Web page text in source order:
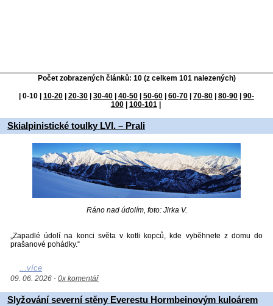
Počet zobrazených článků: 10 (z celkem 101 nalezených)
| 0-10 | 10-20 | 20-30 | 30-40 | 40-50 | 50-60 | 60-70 | 70-80 | 80-90 | 90-
100| 100-101 |
Skialpinistické toulky LVI. – Prali
Ráno nad údolím, foto: Jirka V.
„Zapadlé údolí na konci světa v kotli kopců, kde vyběhnete z domu do
prašanové pohádky.“
...více
09. 06. 2026 - 0x komentář
Slyžování severní stěny Everestu Hormbeinovým kuloárem